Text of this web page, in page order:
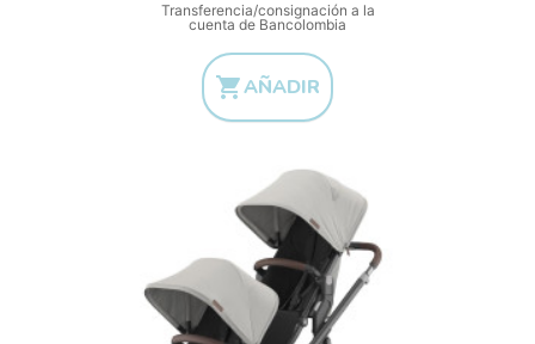
Transferencia/consignación a la
cuenta de Bancolombia
AÑADIR